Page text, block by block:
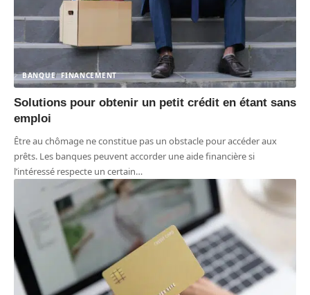
BANQUE FINANCEMENT
Solutions pour obtenir un petit crédit en étant sans
emploi
Être au chômage ne constitue pas un obstacle pour accéder aux
prêts. Les banques peuvent accorder une aide financière si
l’intéressé respecte un certain…